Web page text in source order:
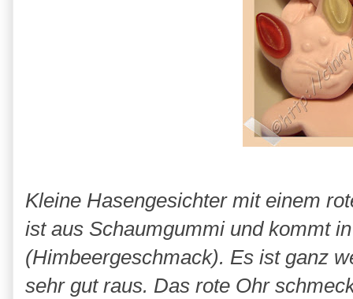
Kleine Hasengesichter mit einem
ist aus Schaumgummi und kommt
(Himbeergeschmack). Es ist ganz
sehr gut raus. Das rote Ohr